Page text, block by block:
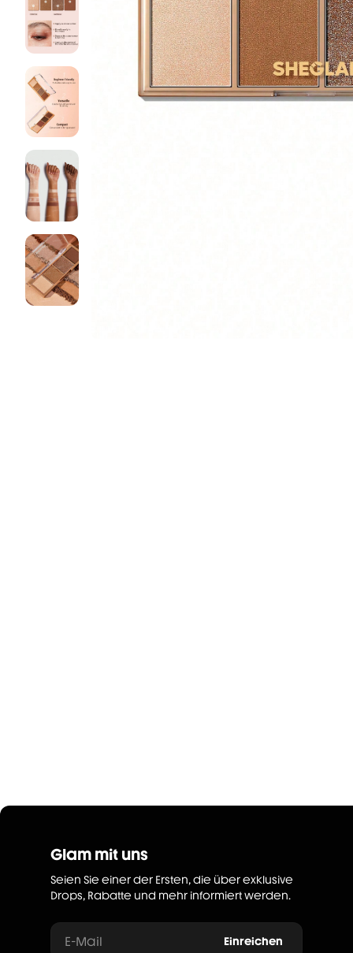
Glam mit uns
Seien Sie einer der Ersten, die über exklusive
Drops, Rabatte und mehr informiert werden.
E-Mail Einreichen